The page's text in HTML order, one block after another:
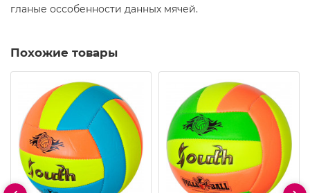
гланые оссобенности данных мячей.
Похожие товары